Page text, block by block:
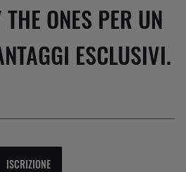
ONES PER UN
ESCLUSIVI.
ISCRIZIONE